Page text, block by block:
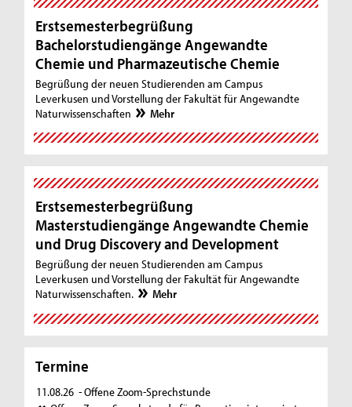
Erstsemesterbegrüßung
Bachelorstudiengänge Angewandte
Chemie und Pharmazeutische Chemie
Begrüßung der neuen Studierenden am Campus
Leverkusen und Vorstellung der Fakultät für Angewandte
Naturwissenschaften
Mehr
Erstsemesterbegrüßung
Masterstudiengänge Angewandte Chemie
und Drug Discovery and Development
Begrüßung der neuen Studierenden am Campus
Leverkusen und Vorstellung der Fakultät für Angewandte
Naturwissenschaften.
Mehr
Termine
11.08.26 - Offene Zoom-Sprechstunde